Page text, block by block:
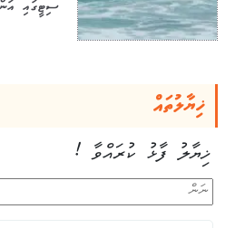
ސިޓީގައި
ޚިޔާލުތައް
ޚިޔާލު ފާޅު ކުރައްވާ !